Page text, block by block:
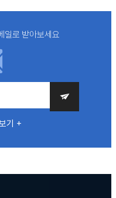
일로 받아보세요
기 +